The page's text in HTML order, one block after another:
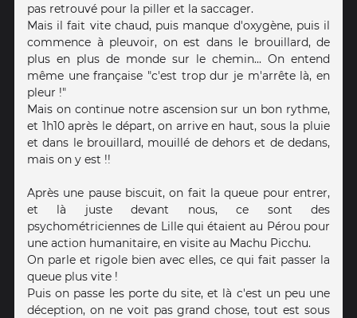
pas retrouvé pour la piller et la saccager.
Mais il fait vite chaud, puis manque d'oxygène, puis il
commence à pleuvoir, on est dans le brouillard, de
plus en plus de monde sur le chemin... On entend
même une française "c'est trop dur je m'arrête là, en
pleur !"
Mais on continue notre ascension sur un bon rythme,
et 1h10 après le départ, on arrive en haut, sous la pluie
et dans le brouillard, mouillé de dehors et de dedans,
mais on y est !!
Après une pause biscuit, on fait la queue pour entrer,
et là juste devant nous, ce sont des
psychométriciennes de Lille qui étaient au Pérou pour
une action humanitaire, en visite au Machu Picchu.
On parle et rigole bien avec elles, ce qui fait passer la
queue plus vite !
Puis on passe les porte du site, et là c'est un peu une
déception, on ne voit pas grand chose, tout est sous